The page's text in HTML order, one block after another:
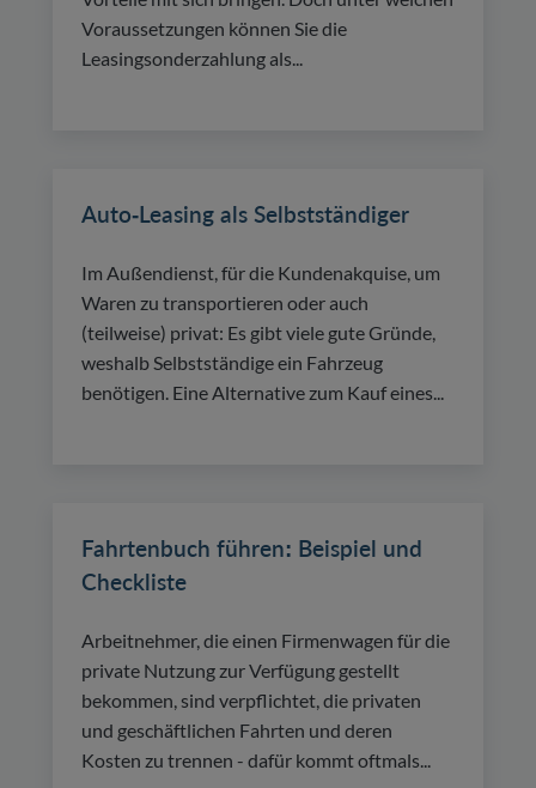
Voraussetzungen können Sie die
Leasingsonderzahlung als...
Auto-Leasing als Selbstständiger
Im Außendienst, für die Kundenakquise, um
Waren zu transportieren oder auch
(teilweise) privat: Es gibt viele gute Gründe,
weshalb Selbstständige ein Fahrzeug
benötigen. Eine Alternative zum Kauf eines...
Fahrtenbuch führen: Beispiel und
Checkliste
Arbeitnehmer, die einen Firmenwagen für die
private Nutzung zur Verfügung gestellt
bekommen, sind verpflichtet, die privaten
und geschäftlichen Fahrten und deren
Kosten zu trennen - dafür kommt oftmals...